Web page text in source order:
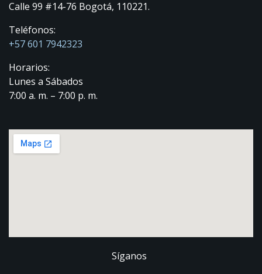
Calle 99 #14-76 Bogotá, 110221.
Teléfonos:
+57 601 7942323
Horarios:
Lunes a Sábados
7:00 a. m. – 7:00 p. m.
Síganos